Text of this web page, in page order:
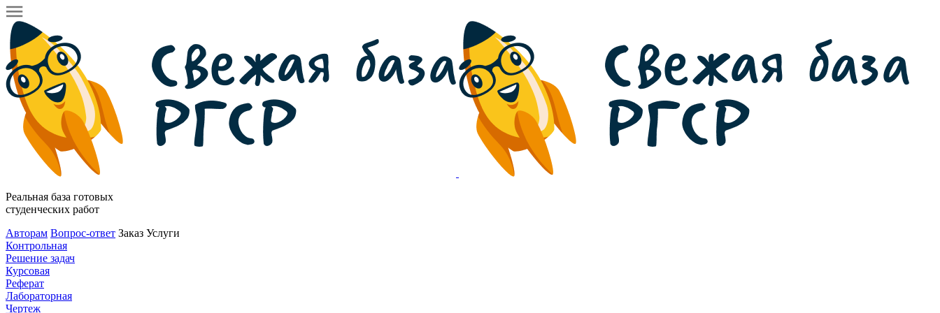
Реальная база готовых
студенческих работ
Авторам Вопрос-ответ Заказ Услуги
Контрольная
Решение задач
Курсовая
Реферат
Лабораторная
Чертеж